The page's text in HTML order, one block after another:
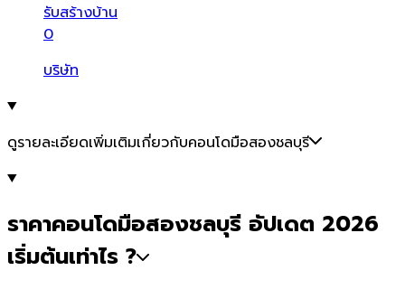
รับสร้างบ้าน
0
บริษัท
ดูรายละเอียดเพิ่มเติมเกี่ยวกับคอนโดมือสองชลบุรี
ราคาคอนโดมือสองชลบุรี อัปเดต 2026
เริ่มต้นเท่าไร ?